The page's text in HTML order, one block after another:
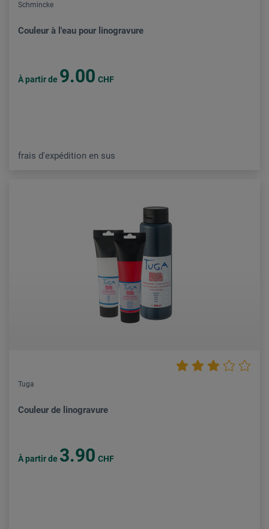
Schmincke
Couleur à l'eau pour linogravure
À partir de 9.00 CHF
frais d'expédition en sus
Tuga
Couleur de linogravure
À partir de 3.90 CHF